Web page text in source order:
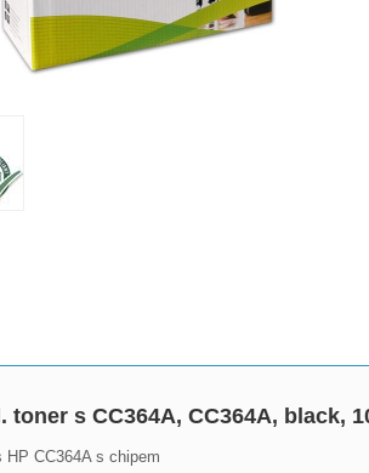
s CC364A, CC364A, black,
CC364A s chipem